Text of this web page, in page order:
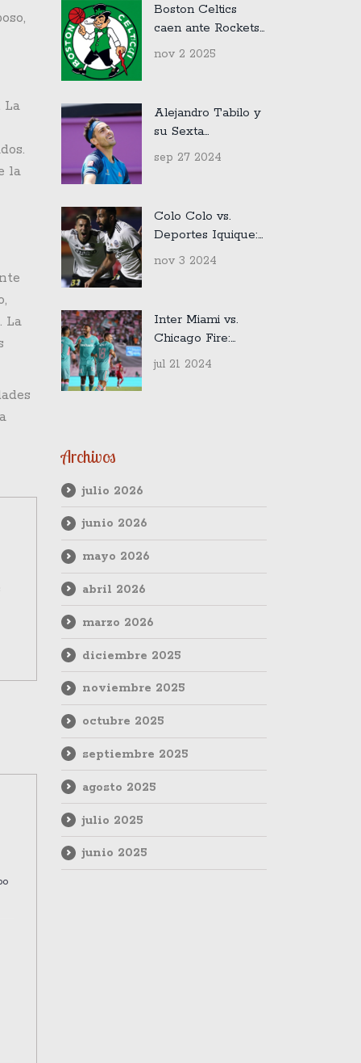
La
la
La
Boston Celtics
caen ante Rockets
y luchan por
nov 2 2025
Alejandro Tabilo y
su Sexta
Consecutiva
Derrota en el ATP
sep 27 2024
Colo Colo vs.
Deportes Iquique:
Canales, Fecha y
Nacional
nov 3 2024
Inter Miami vs.
Chicago Fire:
Emociones y
Resultados en la
jul 21 2024
Archivos
julio 2026
junio 2026
mayo 2026
abril 2026
marzo 2026
diciembre 2025
noviembre 2025
octubre 2025
septiembre 2025
agosto 2025
julio 2025
junio 2025